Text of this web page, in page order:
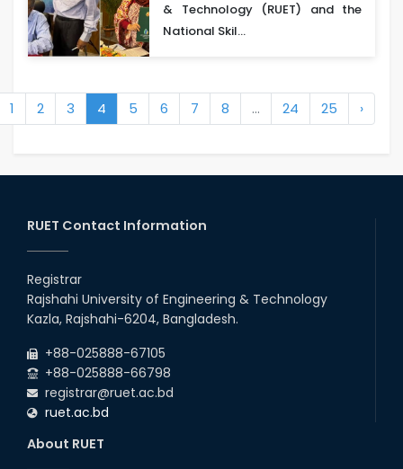
& Technology (RUET) and the
National Skil...
1 2 3 4 5 6 7 8 ... 24 25 ›
RUET Contact Information
Registrar
Rajshahi University of Engineering & Technology
Kazla, Rajshahi-6204, Bangladesh.
+88-025888-67105
+88-025888-66798
registrar@ruet.ac.bd
ruet.ac.bd
About RUET